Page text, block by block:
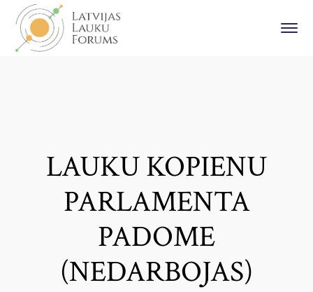
LAUKU KOPIENU
PARLAMENTA
PADOME
(NEDARBOJAS)